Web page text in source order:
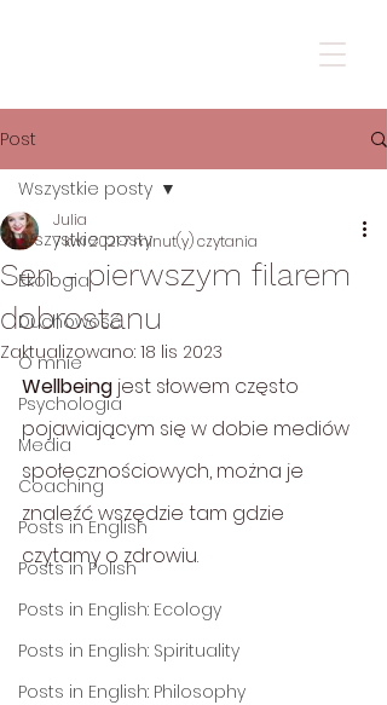
Post
Wszystkie posty
Ekologia
Duchowość
O mnie
Psychologia
Media
Coaching
Posts in English
Posts in Polish
Posts in English: Ecology
Posts in English: Spirituality
Posts in English: Philosophy
Wszystkie posty
Sen - pierwszym filarem
dobrostanu
Julia
7 kwi 20217 minut(y) czytania
Zaktualizowano: 18 lis 2023
Wellbeing jest słowem często
pojawiającym się w dobie mediów
społecznościowych, można je
znaleźć wszędzie tam gdzie
czytamy o zdrowiu.